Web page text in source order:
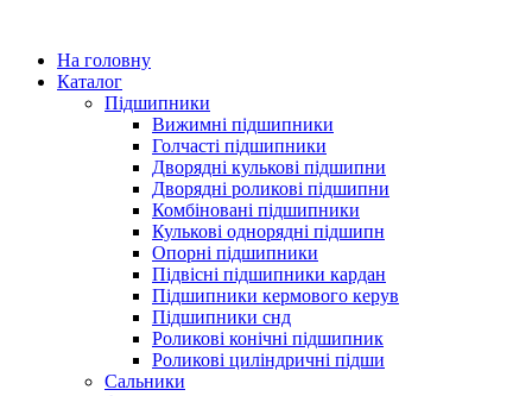
На головну
Каталог
Підшипники
Вижимні підшипники
Голчасті підшипники
Дворядні кулькові підшипни
Дворядні роликові підшипни
Комбіновані підшипники
Кулькові однорядні підшипн
Опорні підшипники
Підвісні підшипники кардан
Підшипники кермового керув
Підшипники снд
Роликові конічні підшипник
Роликові циліндричні підши
Сальники